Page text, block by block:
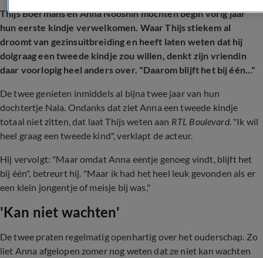
Thijs Boermans en Anna Nooshin mochten begin vorig jaar
hun eerste kindje verwelkomen. Waar Thijs stiekem al
droomt van gezinsuitbreiding en heeft laten weten dat hij
dolgraag een tweede kindje zou willen, denkt zijn vriendin
daar voorlopig heel anders over. "Daarom blijft het bij één..."
De twee genieten inmiddels al bijna twee jaar van hun
dochtertje Nala. Ondanks dat ziet Anna een tweede kindje
totaal niet zitten, dat laat Thijs weten aan RTL Boulevard. "Ik wil
heel graag een tweede kind", verklapt de acteur.
Hij vervolgt: "Maar omdat Anna eentje genoeg vindt, blijft het
bij één", betreurt hij. "Maar ik had het heel leuk gevonden als er
een klein jongentje of meisje bij was."
'Kan niet wachten'
De twee praten regelmatig openhartig over het ouderschap. Zo
liet Anna afgelopen zomer nog weten dat ze niet kan wachten